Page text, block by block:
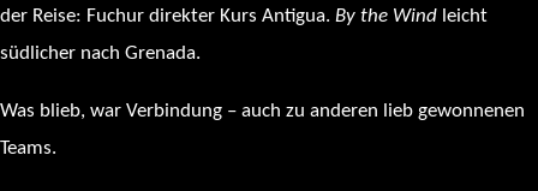
der Reise: Fuchur direkter Kurs Antigua. By the Wind leicht
südlicher nach Grenada.
Was blieb, war Verbindung – auch zu anderen lieb gewonnenen
Teams.